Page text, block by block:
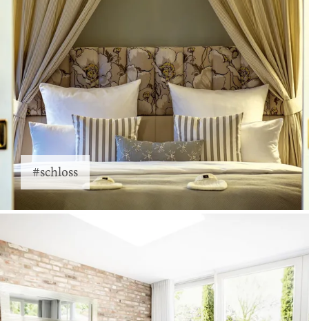
#schloss